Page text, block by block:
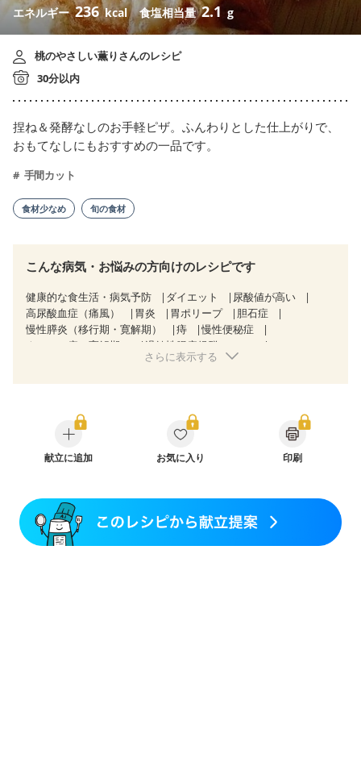
エネルギー236 kcal 食塩相当量2.1 g
桃のやさしい薫りさんのレシピ
30分以内
捏ね＆発酵なしのお手軽ピザ。ふんわりとした仕上がりで、
おもてなしにもおすすめの一品です。
手間カット
食材少なめ 旬の食材
こんな病気・お悩みの方向けのレシピです
健康的な食生活・病気予防 ダイエット
尿酸値が高い
高尿酸血症（痛風）
胃炎 胃ポリープ
胆石症
慢性膵炎（移行期・寛解期）
痔
慢性便秘症
クローン病（寛解期）
過敏性腸症候群（IBS）
乳がん（抗がん剤治療中）
乳がん（ホルモン療法中）
胃がん治療を終えた方・経過観察中の方
大腸がん治療を終えた方・経過観察中の方
大腸がん（抗がん剤治療中）
大腸がん（放射線治療中）
骨粗しょう症
フレイル（年齢に合わせた体作り）
低栄養予防
貧血対策
ニキビ・肌荒れ
さらに表示する
献立に追加 お気に入り 印刷